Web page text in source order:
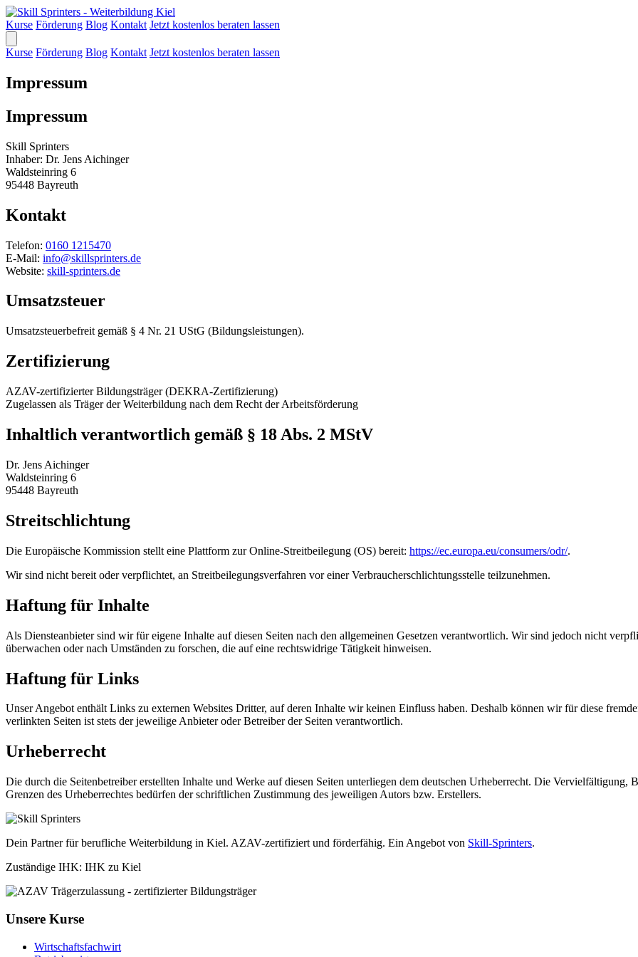
Kurse Förderung Blog Kontakt Jetzt kostenlos beraten lassen
Kurse Förderung Blog Kontakt Jetzt kostenlos beraten lassen
Impressum
Impressum
Skill Sprinters
Inhaber: Dr. Jens Aichinger
Waldsteinring 6
95448 Bayreuth
Kontakt
Telefon: 0160 1215470
E-Mail: info@skillsprinters.de
Website: skill-sprinters.de
Umsatzsteuer
Umsatzsteuerbefreit gemäß § 4 Nr. 21 UStG (Bildungsleistungen).
Zertifizierung
AZAV-zertifizierter Bildungsträger (DEKRA-Zertifizierung)
Zugelassen als Träger der Weiterbildung nach dem Recht der Arbeitsförderung
Inhaltlich verantwortlich gemäß § 18 Abs. 2 MStV
Dr. Jens Aichinger
Waldsteinring 6
95448 Bayreuth
Streitschlichtung
Die Europäische Kommission stellt eine Plattform zur Online-Streitbeilegung (OS) bereit: https://ec.europa.eu/consumers/odr/.
Wir sind nicht bereit oder verpflichtet, an Streitbeilegungsverfahren vor einer Verbraucherschlichtungsstelle teilzunehmen.
Haftung für Inhalte
Als Diensteanbieter sind wir für eigene Inhalte auf diesen Seiten nach den allgemeinen Gesetzen verantwortlich. Wir sind jedoch nicht
überwachen oder nach Umständen zu forschen, die auf eine rechtswidrige Tätigkeit hinweisen.
Haftung für Links
Unser Angebot enthält Links zu externen Websites Dritter, auf deren Inhalte wir keinen Einfluss haben. Deshalb können wir für diese
verlinkten Seiten ist stets der jeweilige Anbieter oder Betreiber der Seiten verantwortlich.
Urheberrecht
Die durch die Seitenbetreiber erstellten Inhalte und Werke auf diesen Seiten unterliegen dem deutschen Urheberrecht. Die
Grenzen des Urheberrechtes bedürfen der schriftlichen Zustimmung des jeweiligen Autors bzw. Erstellers.
Dein Partner für berufliche Weiterbildung in Kiel. AZAV-zertifiziert und förderfähig. Ein Angebot von Skill-Sprinters.
Zuständige IHK: IHK zu Kiel
Unsere Kurse
Wirtschaftsfachwirt